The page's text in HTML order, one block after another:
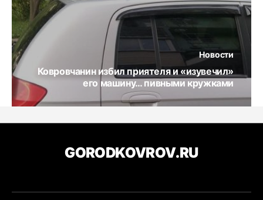
Новости
Ковровчанин избил приятеля и «изувечил»
его машину… пивными кружками
GORODKOVROV.RU